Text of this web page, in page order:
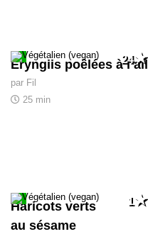
Eryngiis poêlées à l’ail
par Fil
25 min
24
Haricots verts
au sésame
1